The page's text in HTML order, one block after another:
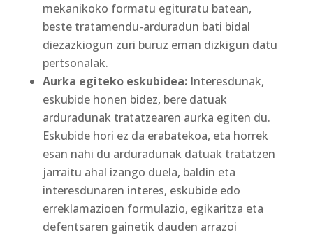
mekanikoko formatu egituratu batean,
beste tratamendu-arduradun bati bidal
diezazkiogun zuri buruz eman dizkigun datu
pertsonalak.
Aurka egiteko eskubidea:Interesdunak,
eskubide honen bidez, bere datuak
arduradunak tratatzearen aurka egiten du.
Eskubide hori ez da erabatekoa, eta horrek
esan nahi du arduradunak datuak tratatzen
jarraitu ahal izango duela, baldin eta
interesdunaren interes, eskubide edo
erreklamazioen formulazio, egikaritza eta
defentsaren gainetik dauden arrazoi